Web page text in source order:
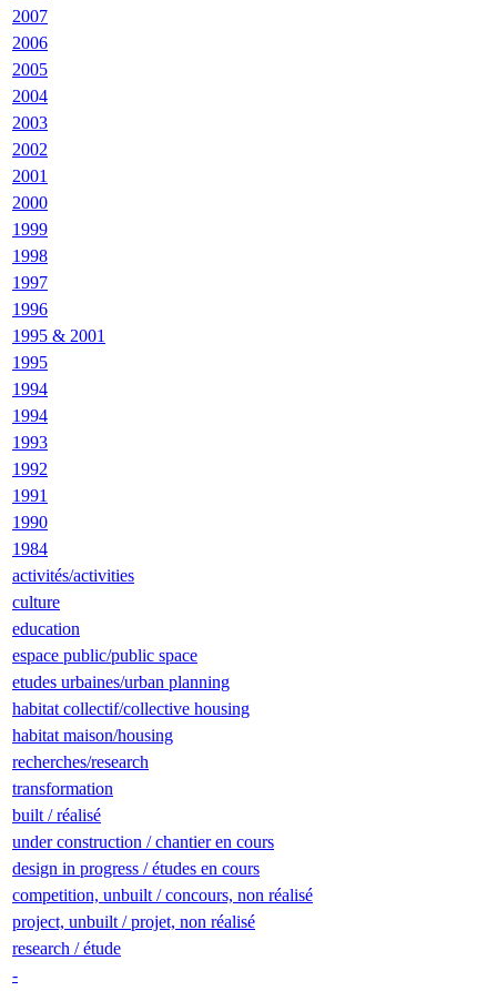
2007
2006
2005
2004
2003
2002
2001
2000
1999
1998
1997
1996
1995 & 2001
1995
1994
1994
1993
1992
1991
1990
1984
activités/activities
culture
education
espace public/public space
etudes urbaines/urban planning
habitat collectif/collective housing
habitat maison/housing
recherches/research
transformation
built / réalisé
under construction / chantier en cours
design in progress / études en cours
competition, unbuilt / concours, non réalisé
project, unbuilt / projet, non réalisé
research / étude
-